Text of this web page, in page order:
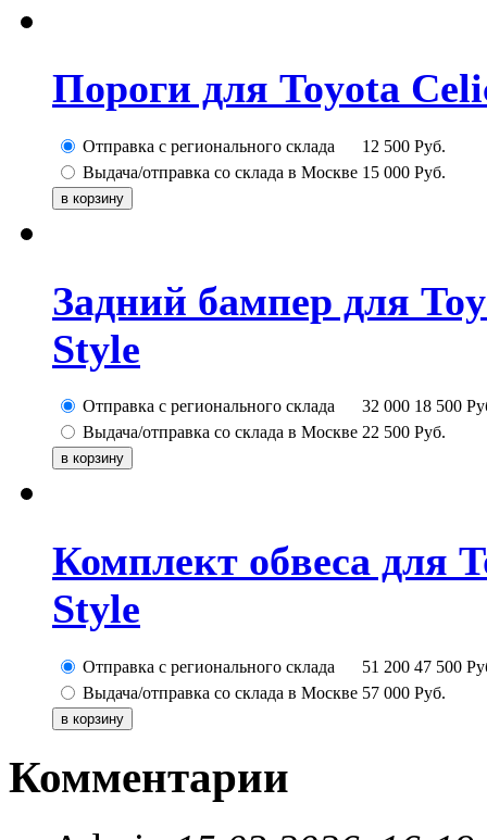
Пороги для Toyota
Отправка с регионального склада 12 500 Руб.
Выдача/отправка со склада в Москве 15 000 Руб.
Задний бампер для
Style
Отправка с регионального склада 32 000 18 500
Выдача/отправка со склада в Москве 22 500 Руб.
Комплект обвеса для
Style
Отправка с регионального склада 51 200 47 500
Выдача/отправка со склада в Москве 57 000 Руб.
Комментарии